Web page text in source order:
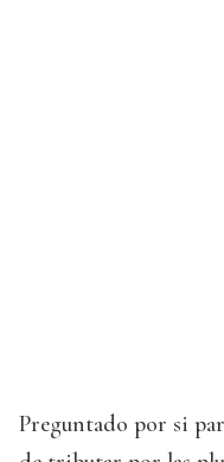
Preguntado por si